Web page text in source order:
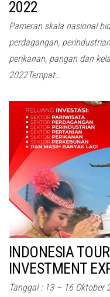
2022
Pameran skala nasional
perdagangan,
perikanan, pangan dan
2022Tempat…
INDONESIA
INVESTMENT
Tanggal : 13 – 16 Oktober